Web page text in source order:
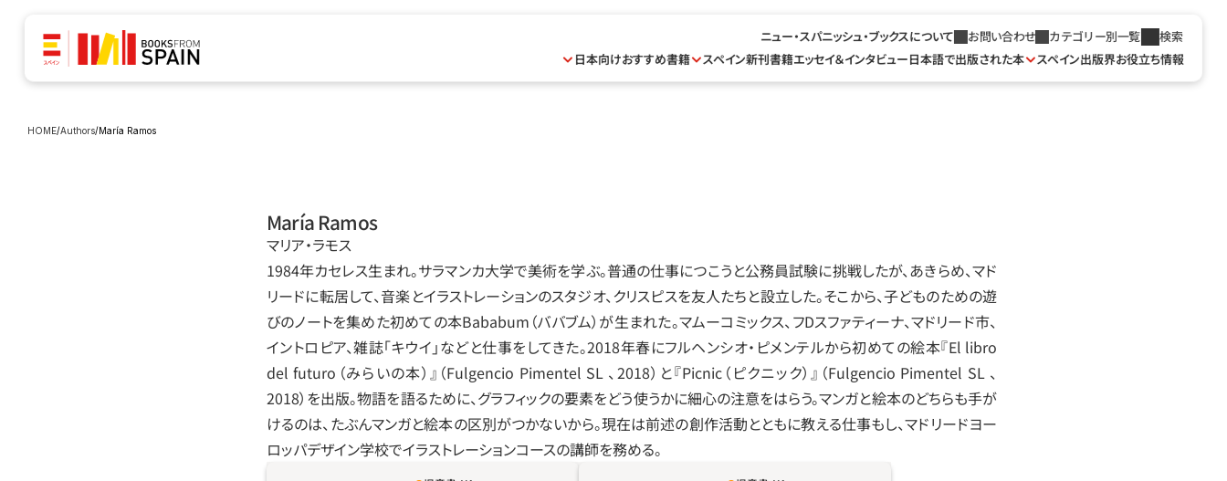
ニュー・スパニッシュ・ブックスについて お問い合わせ カテゴリー別一覧
検索
日本向けおすすめ書籍
スペイン新刊書籍エッセイ＆インタビュー日本語で出版された本 スペイン出版界お役立ち情報
HOME/Authors/María Ramos
María Ramos
マリア‧ラモス
1984年カセレス生まれ。サラマンカ大学で美術を学ぶ。普通の仕事につこうと公務員試験に挑戦したが、あきらめ、マド
リードに転居して、音楽とイラストレーションのスタジオ、クリスピスを友人たちと設立した。そこから、子どものための遊
びのノートを集めた初めての本Bababum（ババブム）が生まれた。マムーコミックス、フDスファティーナ、マドリード市、
イントロピア、雑誌「キウイ」などと仕事をしてきた。2018年春にフルヘンシオ‧ピメンテルから初めての絵本『El libro
del futuro（みらいの本）』（Fulgencio Pimentel SL 、2018）と『Picnic（ピクニック）』（Fulgencio Pimentel SL 、
2018）を出版。物語を語るために、グラフィックの要素をどう使うかに細心の注意をはらう。マンガと絵本のどちらも手が
けるのは、たぶんマンガと絵本の区別がつかないから。現在は前述の創作活動とともに教える仕事もし、マドリードヨー
ロッパデザイン学校でイラストレーションコースの講師を務める。